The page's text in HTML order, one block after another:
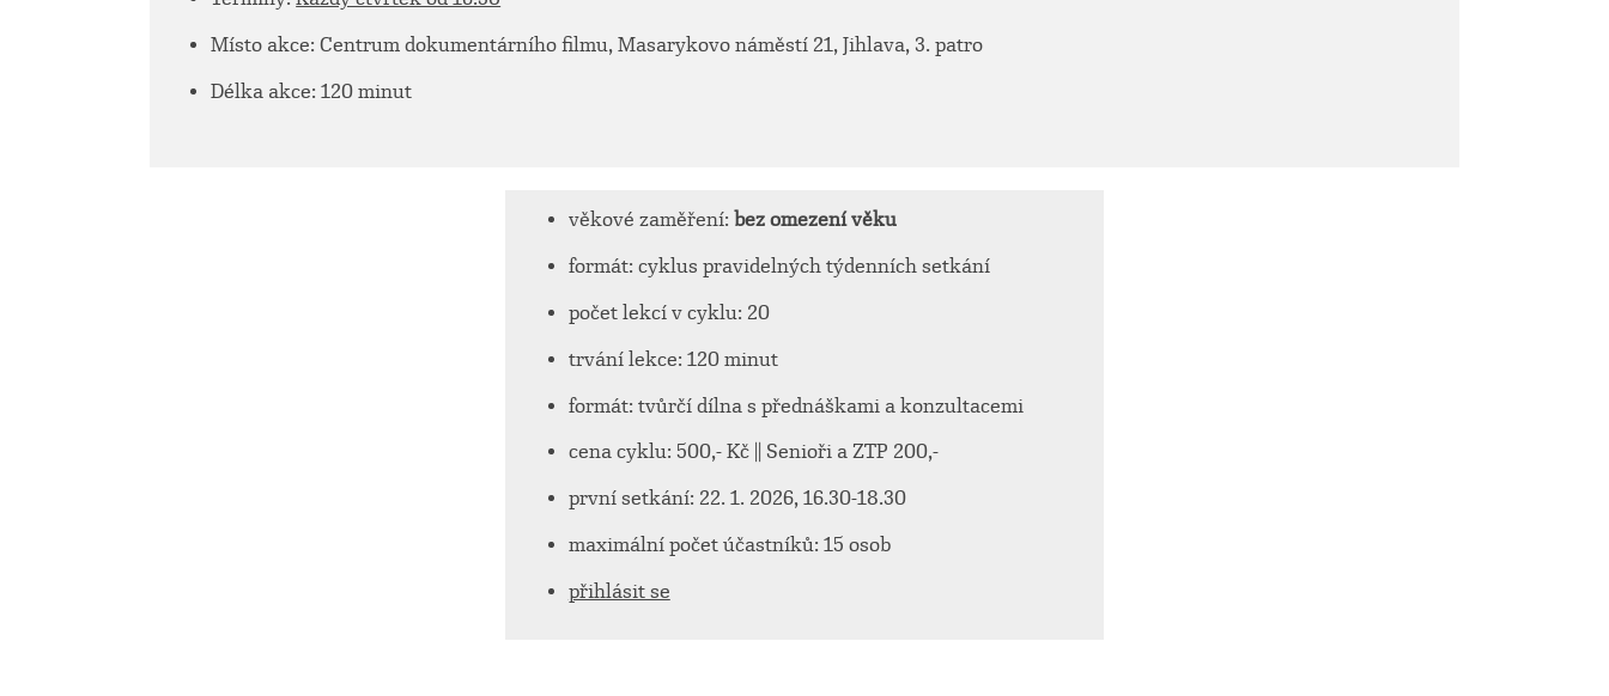
Místo akce: Centrum dokumentárního filmu, Masarykovo náměstí 21, Jihlava, 3. patro
Délka akce: 120 minut
věkové zaměření: bez omezení věku
formát: cyklus pravidelných týdenních setkání
počet lekcí v cyklu: 20
trvání lekce: 120 minut
formát: tvůrčí dílna s přednáškami a konzultacemi
cena cyklu: 500,- Kč || Senioři a ZTP 200,-
první setkání: 22. 1. 2026, 16.30-18.30
maximální počet účastníků: 15 osob
přihlásit se